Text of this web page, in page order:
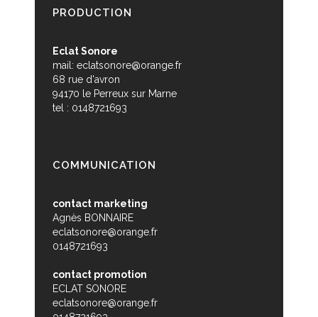
PRODUCTION
Eclat Sonore
mail: eclatsonore@orange.fr
68 rue d'avron
94170 le Perreux sur Marne
tel : 0148721693
COMMUNICATION
contact marketing
Agnès BONNAIRE
eclatsonore@orange.fr
0148721693
contact promotion
ECLAT SONORE
eclatsonore@orange.fr